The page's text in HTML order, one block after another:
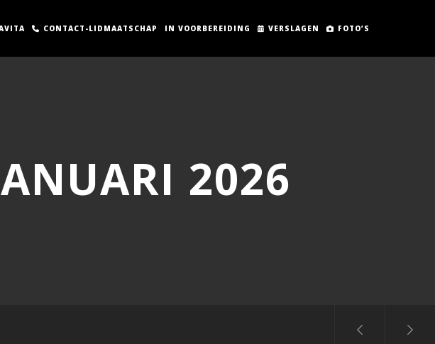
CONTACT-LIDMAATSCHAP IN VOORBEREIDING VERSLAGEN FOTO’S
2026